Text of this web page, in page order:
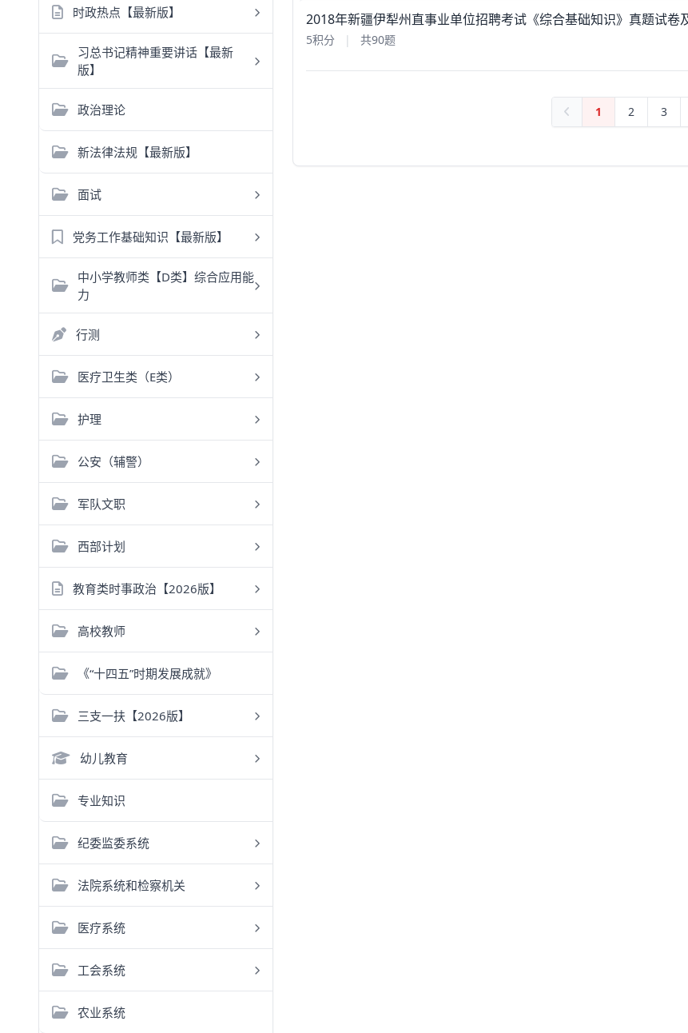
时政热点【最新版】
习总书记精神重要讲话【最新
版】
政治理论
新法律法规【最新版】
面试
党务工作基础知识【最新版】
中小学教师类【D类】综合应用能
力
行测
医疗卫生类（E类）
护理
公安（辅警）
军队文职
西部计划
教育类时事政治【2026版】
高校教师
《“十四五”时期发展成就》
三支一扶【2026版】
幼儿教育
专业知识
纪委监委系统
法院系统和检察机关
医疗系统
工会系统
农业系统
2018年新疆伊犁州直事业单位招聘考试《综合基础知识》真题试卷
5积分 | 共90题
1 2 3